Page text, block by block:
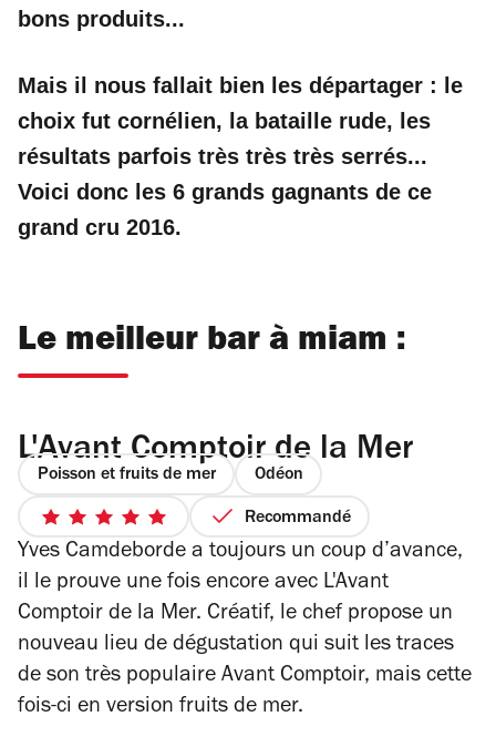
bons produits...
Mais il nous fallait bien les départager : le
choix fut cornélien, la bataille rude, les
résultats parfois très très très serrés...
Voici donc les 6 grands gagnants de ce
grand cru 2016.
Le meilleur bar à miam :
L'Avant Comptoir de la Mer
Poisson et fruits de mer Odéon
5
sur
5
étoiles
Recommandé
Yves Camdeborde a toujours un coup d’avance,
il le prouve une fois encore avec L'Avant
Comptoir de la Mer. Créatif, le chef propose un
nouveau lieu de dégustation qui suit les traces
de son très populaire Avant Comptoir, mais cette
fois-ci en version fruits de mer.